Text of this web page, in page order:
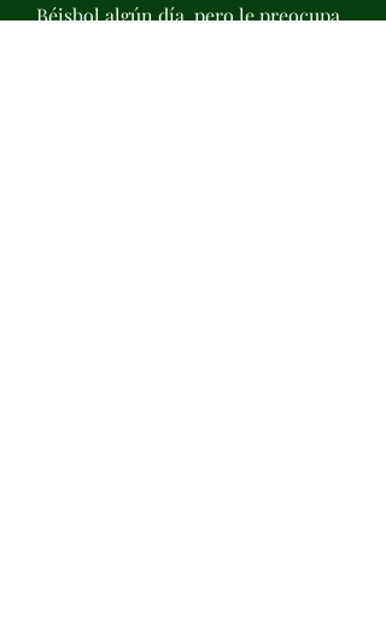
Béisbol algún día, pero le preocupa